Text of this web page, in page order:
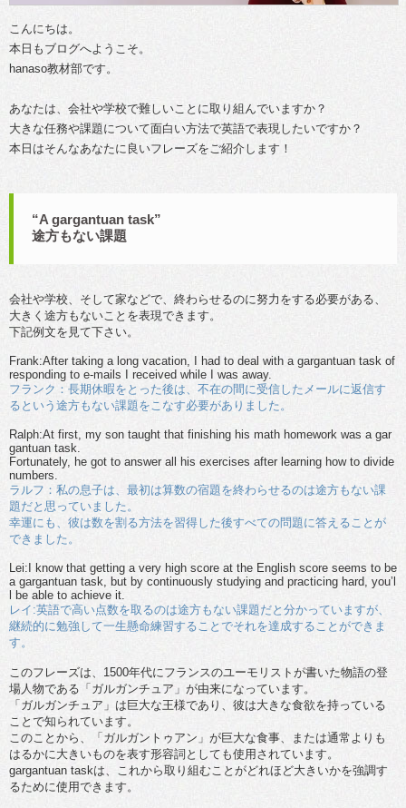
こんにちは。
本日もブログへようこそ。
hanaso教材部です。
あなたは、会社や学校で難しいことに取り組んでいますか？
大きな任務や課題について面白い方法で英語で表現したいですか？
本日はそんなあなたに良いフレーズをご紹介します！
“A gargantuan task”
途方もない課題
会社や学校、そして家などで、終わらせるのに努力をする必要がある、
大きく途方もないことを表現できます。
下記例文を見て下さい。
Frank:After taking a long vacation, I had to deal with a gargantuan task of
responding to e-mails I received while I was away.
フランク：長期休暇をとった後は、不在の間に受信したメールに返信す
るという途方もない課題をこなす必要がありました。
Ralph:At first, my son taught that finishing his math homework was a gar
gantuan task.
Fortunately, he got to answer all his exercises after learning how to divide
numbers.
ラルフ：私の息子は、最初は算数の宿題を終わらせるのは途方もない課
題だと思っていました。
幸運にも、彼は数を割る方法を習得した後すべての問題に答えることが
できました。
Lei:I know that getting a very high score at the English score seems to be
a gargantuan task, but by continuously studying and practicing hard, you’l
l be able to achieve it.
レイ:英語で高い点数を取るのは途方もない課題だと分かっていますが、
継続的に勉強して一生懸命練習することでそれを達成することができま
す。
このフレーズは、1500年代にフランスのユーモリストが書いた物語の登
場人物である「ガルガンチュア」が由来になっています。
「ガルガンチュア」は巨大な王様であり、彼は大きな食欲を持っている
ことで知られています。
このことから、「ガルガントゥアン」が巨大な食事、または通常よりも
はるかに大きいものを表す形容詞としても使用されています。
gargantuan taskは、これから取り組むことがどれほど大きいかを強調す
るために使用できます。